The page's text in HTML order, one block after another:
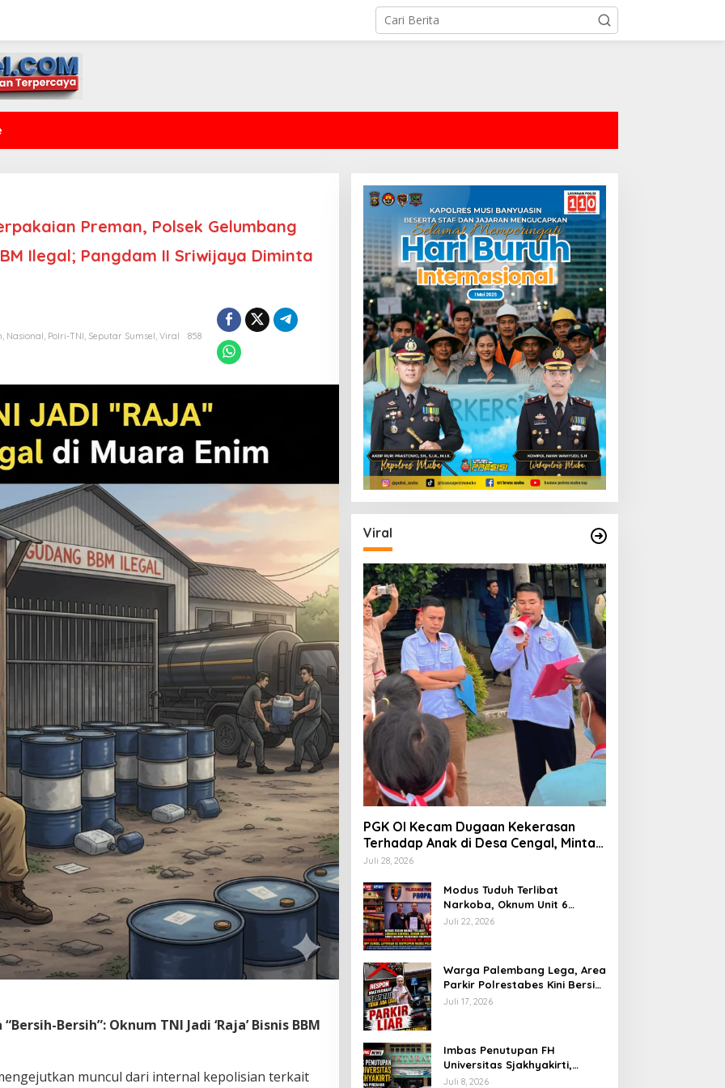
Preman, Polsek Gelumbang
Ilegal; Pangdam II Sriwijaya Diminta
, Nasional, Polri-TNI, Seputar Sumsel, Viral
858
Bersih”: Oknum TNI Jadi ‘Raja’ Bisnis BBM
muncul dari internal kepolisian terkait
Viral
PGK OI Kecam Dugaan Kekerasan
Terhadap Anak di Desa Cengal, Minta
Aparat Bertindak Tegas Jika Terbukti
Juli 28, 2026
Modus Tuduh Terlibat
Narkoba, Oknum Unit 6
Satres Narkoba Polrestabes
Sumsel Lapor ke Divpropam
Mabes Polri
Juli 22, 2026
Warga Palembang Lega, Area
Parkir Polrestabes Kini Bersih
dari Jukir Liar dan Gratis
Juli 17, 2026
Imbas Penutupan FH
Universitas Sjakhyakirti,
Mahasiswa Pindahan
Juli 8, 2026